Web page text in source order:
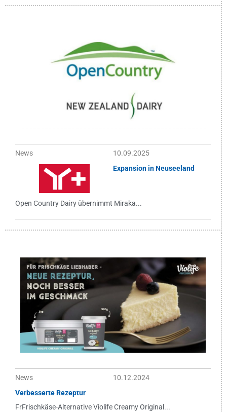
News
10.09.2025
Expansion in Neuseeland
Open Country Dairy übernimmt Miraka...
News
10.12.2024
Verbesserte Rezeptur
FrFrischkäse-Alternative Violife Creamy Original...